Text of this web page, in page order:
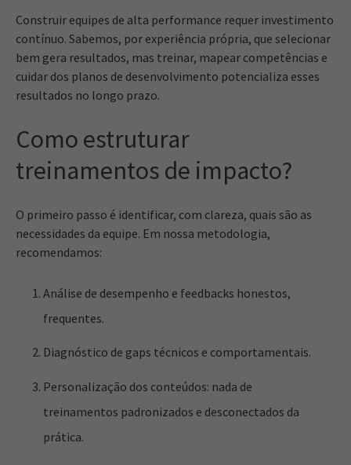
Construir equipes de alta performance requer investimento
contínuo. Sabemos, por experiência própria, que selecionar
bem gera resultados, mas treinar, mapear competências e
cuidar dos planos de desenvolvimento potencializa esses
resultados no longo prazo.
Como estruturar
treinamentos de impacto?
O primeiro passo é identificar, com clareza, quais são as
necessidades da equipe. Em nossa metodologia,
recomendamos:
Análise de desempenho e feedbacks honestos,
frequentes.
Diagnóstico de gaps técnicos e comportamentais.
Personalização dos conteúdos: nada de
treinamentos padronizados e desconectados da
prática.